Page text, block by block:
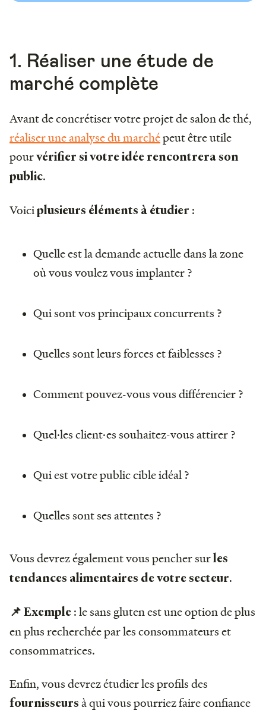
1. Réaliser une étude de
marché complète
Avant de concrétiser votre projet de salon de thé,
réaliser une analyse du marchépeut être utile
pourvérifier si votre idée rencontrera son
public.
Voiciplusieurs éléments à étudier :
Quelle est la demande actuelle dans la zone
où vous voulez vous implanter ?
Qui sont vos principaux concurrents ?
Quelles sont leurs forces et faiblesses ?
Comment pouvez-vous vous différencier ?
Quel·les client·es souhaitez-vous attirer ?
Qui est votre public cible idéal ?
Quelles sont ses attentes ?
Vous devrez également vous pencher surles
tendances alimentaires de votre secteur.
📌 Exemple : le sans gluten est une option de plus
en plus recherchée par les consommateurs et
consommatrices.
Enfin, vous devrez étudier les profils des
fournisseurs à qui vous pourriez faire confiance